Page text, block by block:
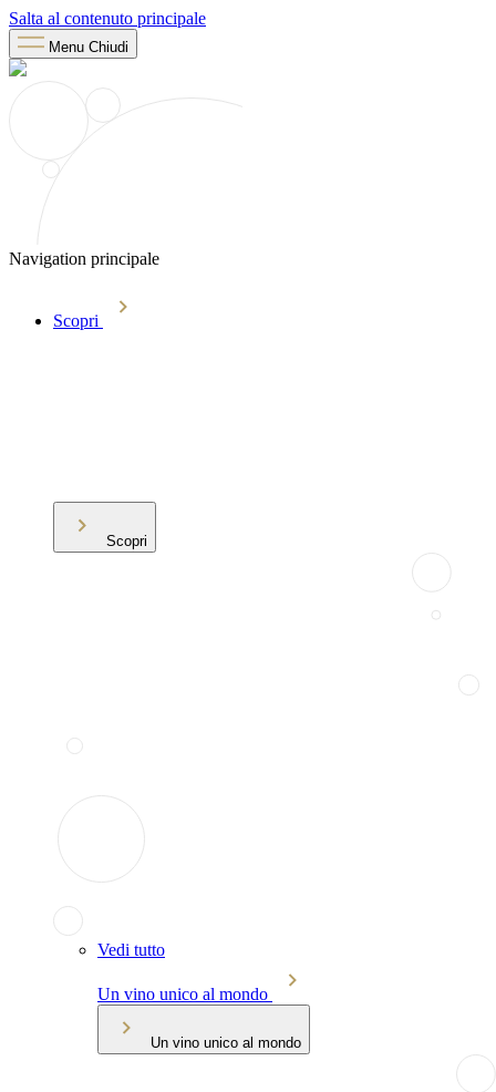
Salta al contenuto principale
Menu Chiudi
Navigation principale
Scopri
Scopri
Vedi tutto
Un vino unico al mondo
Un vino unico al mondo